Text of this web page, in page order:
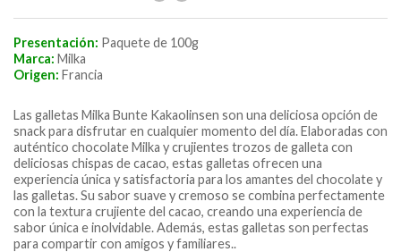
Presentación: Paquete de 100g
Marca: Milka
Origen: Francia
Las galletas Milka Bunte Kakaolinsen son una deliciosa opción de
snack para disfrutar en cualquier momento del día. Elaboradas con
auténtico chocolate Milka y crujientes trozos de galleta con
deliciosas chispas de cacao, estas galletas ofrecen una
experiencia única y satisfactoria para los amantes del chocolate y
las galletas. Su sabor suave y cremoso se combina perfectamente
con la textura crujiente del cacao, creando una experiencia de
sabor única e inolvidable. Además, estas galletas son perfectas
para compartir con amigos y familiares..